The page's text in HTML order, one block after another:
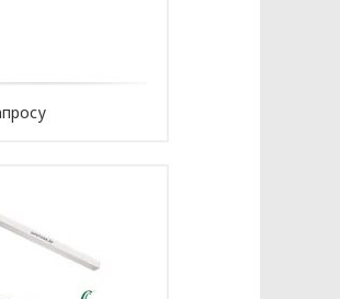
персональных
Республики